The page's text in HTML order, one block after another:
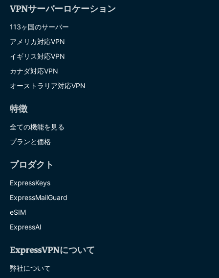
VPNサーバーロケーション
113ヶ国のサーバー
アメリカ対応VPN
イギリス対応VPN
カナダ対応VPN
オーストラリア対応VPN
特徴
全ての機能を見る
プランと価格
プロダクト
ExpressKeys
ExpressMailGuard
eSIM
ExpressAI
ExpressVPNについて
弊社について